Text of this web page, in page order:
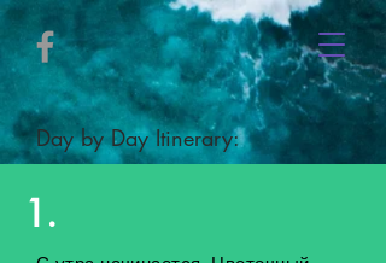
Day by Day Itinerary:
1.